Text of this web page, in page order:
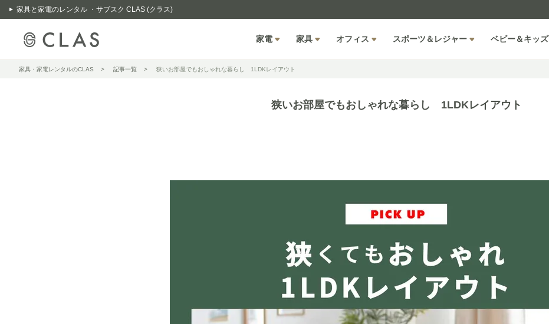
家具と家電のレンタル ・サブスク CLAS (クラス)
家電 家具 オフィス スポーツ＆レジャー ベビー＆キッズ
家具・家電レンタルのCLAS 記事一覧 狭いお部屋でもおしゃれな暮らし 1LDKレイアウト
狭いお部屋でもおしゃれな暮らし 1LDKレイアウト